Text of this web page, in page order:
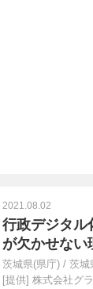
2021.08.02
行政デジタル
が欠かせない
茨城県(県庁) / 茨城
[提供] 株式会社グ